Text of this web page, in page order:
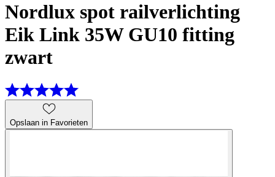
Nordlux spot railverlichting
Eik Link 35W GU10 fitting
zwart
Opslaan in Favorieten